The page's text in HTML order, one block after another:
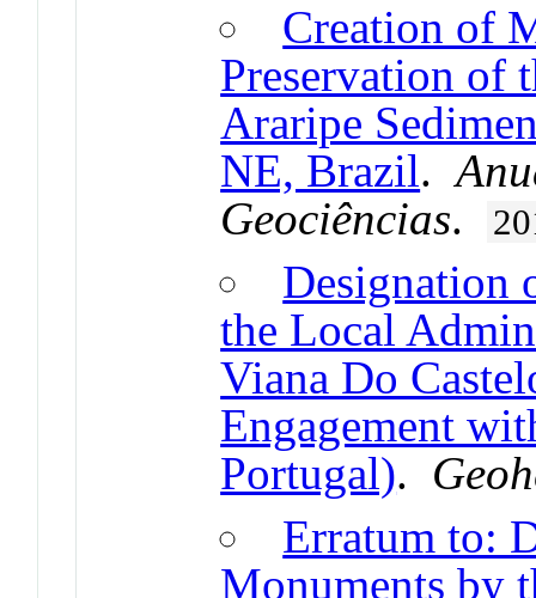
Creation of
Preservation of
Araripe
NE, Brazil.
Geociências.
Designation
the Local
Viana Do
Engagement
Portugal).
Erratum to:
Monuments by